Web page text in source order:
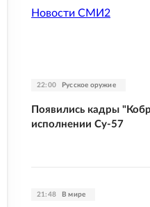
Новости СМИ2
22:00 Русское оружие
Появились кадры
исполнении Су-57
21:48 В мире